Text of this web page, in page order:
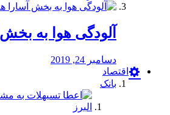
آلودگی هوا به
دسامبر 24, 2019
اقتصاد
بانک